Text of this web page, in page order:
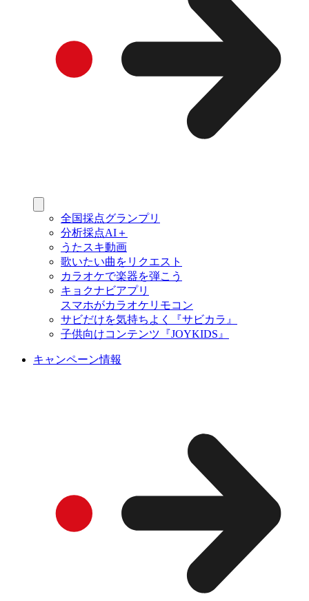
全国採点グランプリ
分析採点AI＋
うたスキ動画
歌いたい曲をリクエスト
カラオケで楽器を弾こう
キョクナビアプリ
スマホがカラオケリモコン
サビだけを気持ちよく『サビカラ』
子供向けコンテンツ『JOYKIDS』
キャンペーン情報